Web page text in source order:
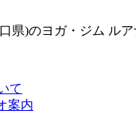
て
案内